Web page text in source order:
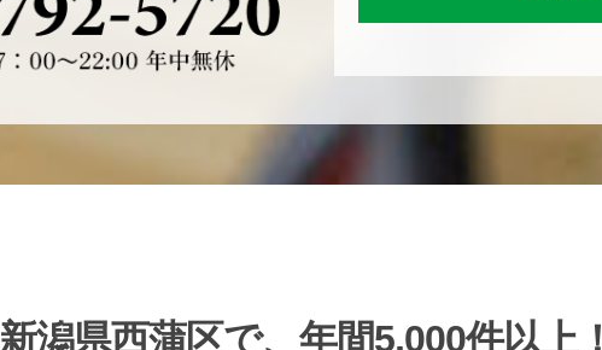
新潟県西蒲区で、年間5,000件以上！